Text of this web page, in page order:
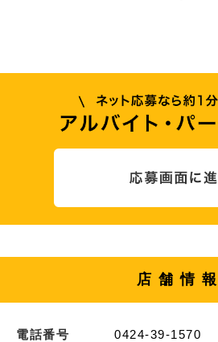
店舗情報
電話番号 0424-39-1570